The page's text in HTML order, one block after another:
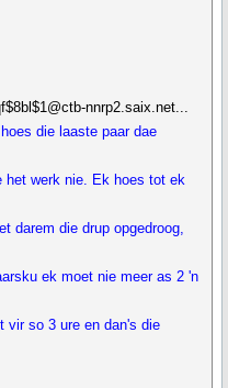
nnrp2.saix.net...
die laaste paar dae
het werk nie. Ek hoes tot ek
darem die drup opgedroog,
ek moet nie meer as 2 'n
vir so 3 ure en dan's die